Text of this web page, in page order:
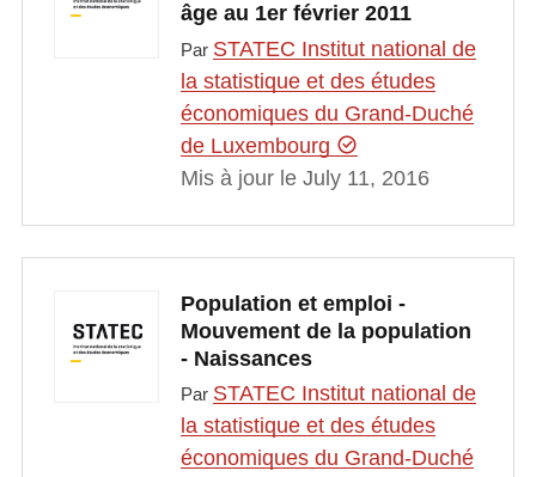
âge au 1er février 2011
Par STATEC Institut national de
la statistique et des études
économiques du Grand-Duché
de Luxembourg
Mis à jour le July 11, 2016
Population et emploi -
Mouvement de la population
- Naissances
Par STATEC Institut national de
la statistique et des études
économiques du Grand-Duché